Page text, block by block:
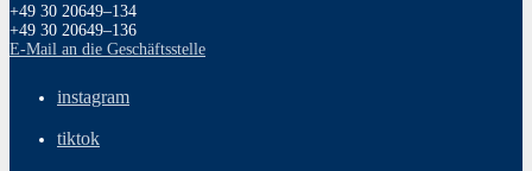
+49 30 20649–134
+49 30 20649–136
E‑Mail an die Geschäftsstelle
instagram
tiktok